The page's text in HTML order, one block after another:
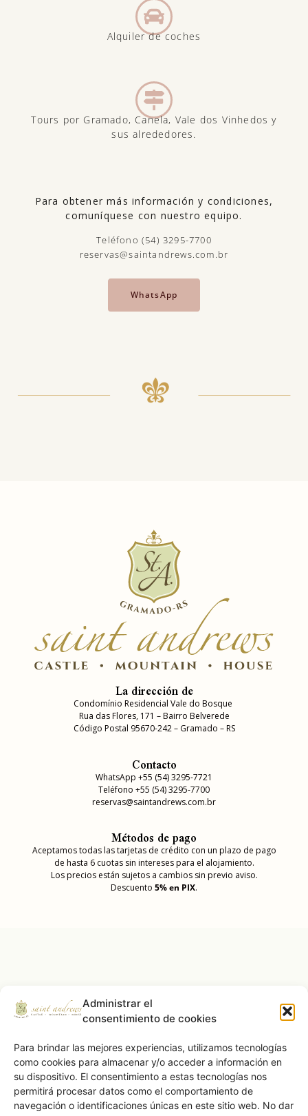
Administrar el
consentimiento de cookies
Para brindar las mejores experiencias, utilizamos tecnologías
como cookies para almacenar y/o acceder a información en
su dispositivo. El consentimiento a estas tecnologías nos
permitirá procesar datos como el comportamiento de
navegación o identificaciones únicas en este sitio web. No dar
Alquiler de coches
Tours por Gramado, Canela, Vale dos Vinhedos y
sus alrededores.
Para obtener más información y condiciones,
comuníquese con nuestro equipo.
Teléfono (54) 3295-7700
reservas@saintandrews.com.br
WhatsApp
La dirección de
Condomínio Residencial Vale do Bosque
Rua das Flores, 171 – Bairro Belverede
Código Postal 95670-242 – Gramado – RS
Contacto
WhatsApp +55 (54) 3295-7721
Teléfono +55 (54) 3295-7700
reservas@saintandrews.com.br
Métodos de pago
Aceptamos todas las tarjetas de crédito con un plazo de pago
de hasta 6 cuotas sin intereses para el alojamiento.
Los precios están sujetos a cambios sin previo aviso.
Descuento 5% en PIX.
Nuestros Logros